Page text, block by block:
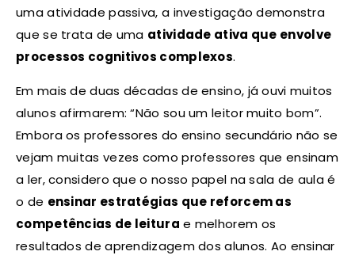
uma atividade passiva, a investigação demonstra
que se trata de uma atividade ativa que envolve
processos cognitivos complexos.
Em mais de duas décadas de ensino, já ouvi muitos
alunos afirmarem: “Não sou um leitor muito bom”.
Embora os professores do ensino secundário não se
vejam muitas vezes como professores que ensinam
a ler, considero que o nosso papel na sala de aula é
o de ensinar estratégias que reforcem as
competências de leitura e melhorem os
resultados de aprendizagem dos alunos. Ao ensinar